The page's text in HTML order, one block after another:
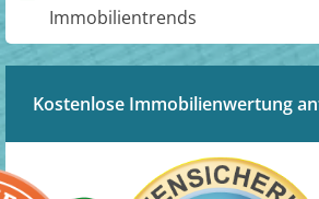
Immobilientrends
Kostenlose Immobilienwertung